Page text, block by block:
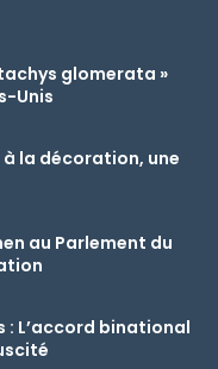
glomerata »
Unis
à la décoration, une
au Parlement du
L’accord binational